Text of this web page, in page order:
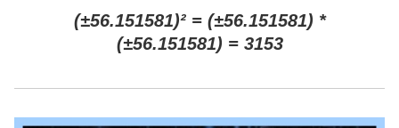
(±56.151581)² = (±56.151581) *
(±56.151581) = 3153